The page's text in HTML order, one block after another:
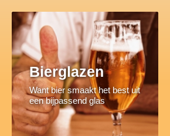
Bierglazen
Want bier smaakt het best uit
een bijpassend glas